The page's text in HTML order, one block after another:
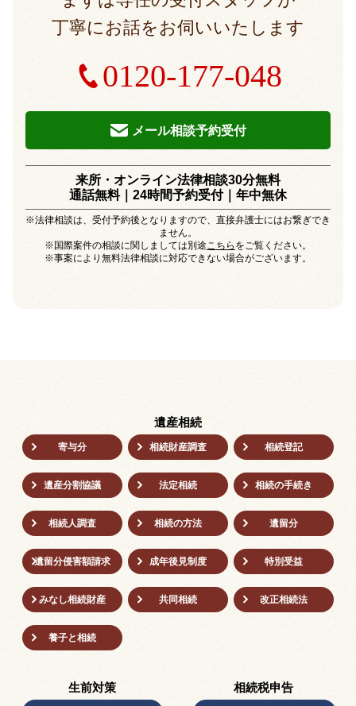
丁寧にお話をお伺いいたします
0120-177-048
メール相談予約受付
来所・オンライン法律相談30分無料
通話無料｜24時間予約受付｜年中無休
※法律相談は、受付予約後となりますので、直接弁護士にはお繋ぎでき
ません。
※国際案件の相談に関しましては別途こちら をご覧ください。
※事案により無料法律相談に対応できない場合がございます。
遺産相続
寄与分 相続財産調査 相続登記
遺産分割協議 法定相続 相続の⼿続き
相続人調査 相続の方法 遺留分
遺留分侵害額請求 成年後⾒制度 特別受益
みなし相続財産 共同相続 改正相続法
養子と相続
生前対策 相続税申告